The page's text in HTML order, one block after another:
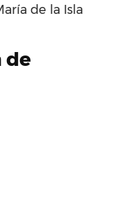
de la Isla
de